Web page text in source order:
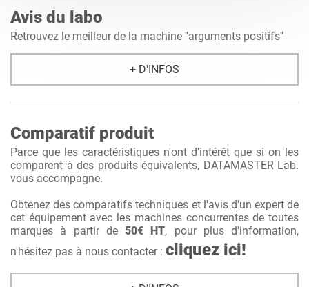
Avis du labo
Retrouvez le meilleur de la machine ''arguments positifs''
+ D'INFOS
Comparatif produit
Parce que les caractéristiques n'ont d'intérêt que si on les
comparent à des produits équivalents, DATAMASTER Lab.
vous accompagne.
Obtenez des comparatifs techniques et l'avis d'un expert de
cet équipement avec les machines concurrentes de toutes
marques à partir de 50€ HT, pour plus d'information,
n'hésitez pas à nous contacter : cliquez ici!